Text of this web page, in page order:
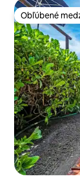
Obľúbené
Obľúbené